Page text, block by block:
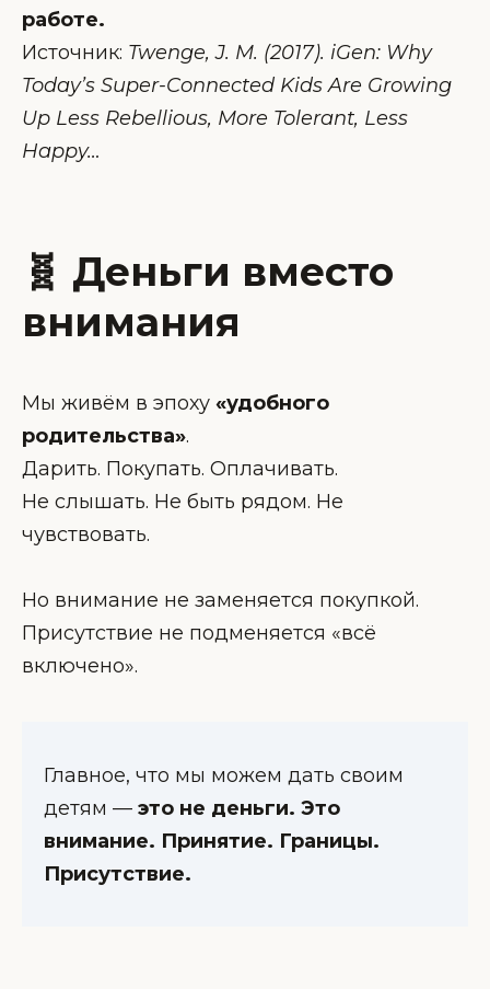
работе.
Источник: Twenge, J. M. (2017). iGen: Why
Today’s Super-Connected Kids Are Growing
Up Less Rebellious, More Tolerant, Less
Happy…
🧬 Деньги вместо
внимания
Мы живём в эпоху «удобного
родительства».
Дарить. Покупать. Оплачивать.
Не слышать. Не быть рядом. Не
чувствовать.
Но внимание не заменяется покупкой.
Присутствие не подменяется «всё
включено».
Главное, что мы можем дать своим
детям — это не деньги. Это
внимание. Принятие. Границы.
Присутствие.